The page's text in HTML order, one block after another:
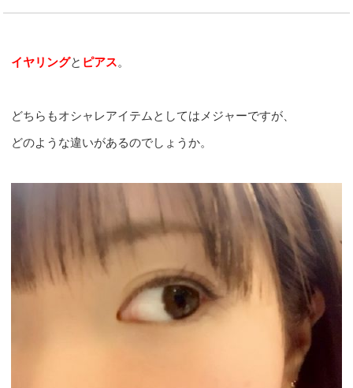
イヤリングと ピアス。
どちらもオシャレアイテムとしてはメジャーですが、
どのような違いがあるのでしょうか。